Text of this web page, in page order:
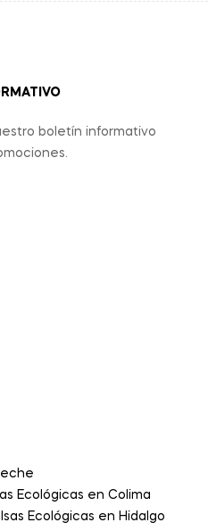
boletín informativo
Ecológicas en Colima
Ecológicas en Hidalgo